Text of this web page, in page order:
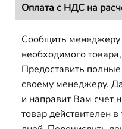
Оплата с НДС на
Сообщить менеджеру
необходимого
Предоставить
своему менеджеру.
и направит Вам счет
товар действителен